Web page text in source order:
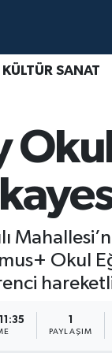
KÜLTÜR SANAT
Okul
1
PAYLAŞIM